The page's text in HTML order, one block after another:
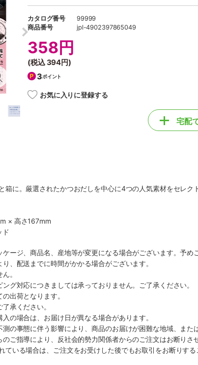
カタログ番号
99999
商品番号
jpl-4902397865049
358円
(税込 394円)
3ポイント
お気に入りに登録する
宅配
箱に。厳選されたかつおだしを中心に4つの人気素材をセレクト
× 高さ167mm
ド
ージ、商品名、産地等が変更になる場合がございます。予め
、配送までに時間がかかる場合がございます。
。
グ対応につきましては承っておりません。ご了承ください。
出荷となります。
承ください。
の場合は、お届け日が異なる場合があります。
の事態に伴う影響により、商品のお届けが困難な地域、また
ご指導により、反社会的勢力関係者からのご注文はお断り
ている場合は、ご注文をお受けした後でもお取引をお断りする